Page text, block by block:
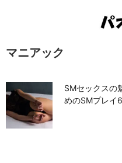
マニアック
SMセックスの
めのSMプレイ